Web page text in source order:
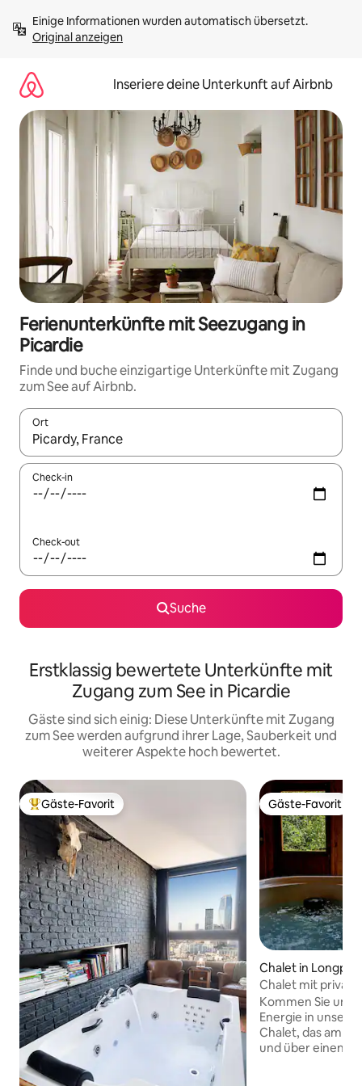
Inhalten
springenOriginal anzeigen
Inseriere deine Unterkunft auf Airbnb
Ferienunterkünfte mit Seezugang in
Picardie
Finde und buche einzigartige Unterkünfte mit Zugang
zum See auf Airbnb.
Ort
Wenn Ergebnisse verfügbar sind, navigiere mit den
Check-in
Check-out
Suche
Erstklassig bewertete Unterkünfte mit
Zugang zum See in Picardie
Gäste sind sich einig: Diese Unterkünfte mit Zugang
zum See werden aufgrund ihrer Lage, Sauberkeit und
weiterer Aspekte hoch bewertet.
Beliebter Gäste-Favorit.
Gäste-Favorit Gäste-Favorit
Gäste-Favorit
Chalet in
s-Saints
Chalet mit
Kommen Sie und
Energie in
Chalet, das am
und über einen